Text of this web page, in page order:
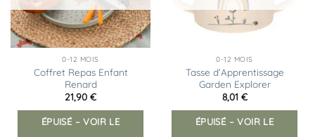
0-12 MOIS
Coffret Repas Enfant
Renard
21,90 €
ÉPUISÉ – VOIR LE
0-12 MOIS
Tasse d’Apprentissage
Garden Explorer
8,01 €
ÉPUISÉ – VOIR LE